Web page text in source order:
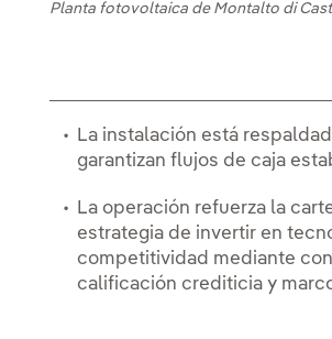
Planta fotovoltaica de Montalto di
La instalación está
garantizan flujos de caja
La operación refuerza la
estrategia de invertir en
competitividad mediante
calificación crediticia y